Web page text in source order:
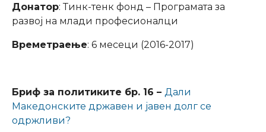
Донатор: Тинк-тенк фонд – Програмата за
развој на млади професионалци
Времетраење: 6 месеци (2016-2017)
Бриф за политиките бр. 16 – Дали
Македонските државен и јавен долг се
одржливи?